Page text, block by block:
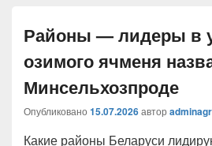
Районы — лидеры в
озимого ячменя
Минсельхозпроде
Опубликовано 15.07.2026автор
Какие районы Беларуси